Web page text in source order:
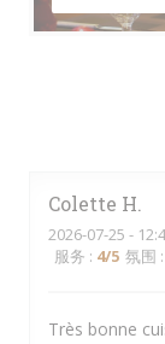
Colette H
2026-07-25 -
服务 : 4/5 氛围 :
Très bonne